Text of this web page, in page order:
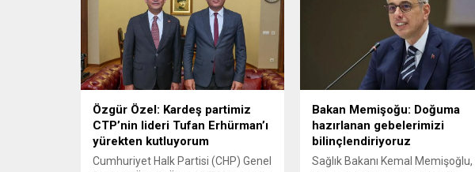
Özgür Özel: Kardeş partimiz
CTP’nin lideri Tufan Erhürman’ı
yürekten kutluyorum
Cumhuriyet Halk Partisi (CHP) Genel
Bakan Memişoğu: Doğuma
hazırlanan gebelerimizi
bilinçlendiriyoruz
Sağlık Bakanı Kemal Memişoğlu,